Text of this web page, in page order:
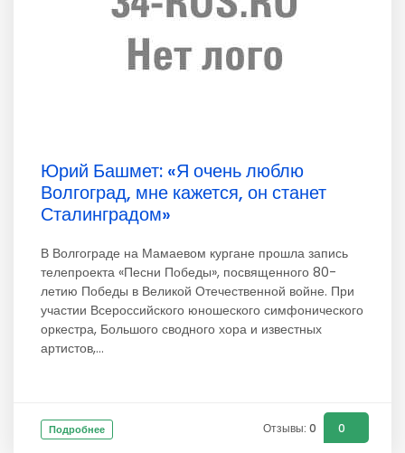
Юрий Башмет: «Я очень люблю
Волгоград, мне кажется, он станет
Сталинградом»
В Волгограде на Мамаевом кургане прошла запись
телепроекта «Песни Победы», посвященного 80-
летию Победы в Великой Отечественной войне. При
участии Всероссийского юношеского симфонического
оркестра, Большого сводного хора и известных
артистов,...
Подробнее Отзывы: 0 0